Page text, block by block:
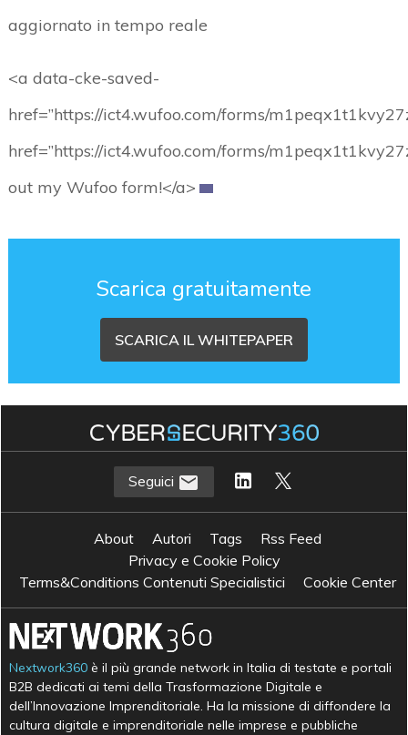
aggiornato in tempo reale
<a data-cke-saved-
href=”https://ict4.wufoo.com/forms/
href=”https://ict4.wufoo.com/forms/
out my Wufoo form!</a>
Scarica gratuitamente
SCARICA IL WHITEPAPER
Seguici
About Autori Tags
Rss Feed
Privacy e Cookie Policy
Terms&Conditions Contenuti Specialistici
Cookie Center
Nextwork360 è il più grande network in Italia di testate e portali
B2B dedicati ai temi della Trasformazione Digitale e
dell’Innovazione Imprenditoriale. Ha la missione di diffondere la
cultura digitale e imprenditoriale nelle imprese e pubbliche